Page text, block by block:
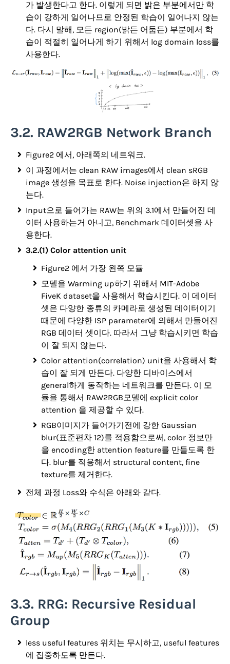
가 발생한다고 한다. 이렇게 되면 밝은 부분에서만 학
습이 강하게 일어나므로 안정된 학습이 일어나지 않는
다. 다시 말해, 모든 region(밝든 어둡든) 부분에서 학
습이 적절히 일어나게 하기 위해서 log domain loss를
사용한다.
3.2. RAW2RGB Network Branch
Figure2 에서, 아래쪽의 네트워크.
이 과정에서는 clean RAW images에서 clean sRGB
image 생성을 목표로 한다. Noise injection은 하지 않
는다.
Input으로 들어가는 RAW는 위의 3.1에서 만들어진 데
이터 사용하는거 아니고, Benchmark 데이터셋을 사
용한다.
3.2.(1) Color attention unit
Figure2 에서 가장 왼쪽 모듈
모델을 Warming up하기 위해서 MIT-Adobe
FiveK dataset을 사용해서 학습시킨다. 이 데이터
셋은 다양한 종류의 카메라로 생성된 데이터이기
때문에 다양한 ISP parameter에 의해서 만들어진
RGB 데이터 셋이다. 따라서 그냥 학습시키면 학습
이 잘 되지 않는다.
Color attention(correlation) unit을 사용해서 학
습이 잘 되게 만든다. 다양한 디바이스에서
general하게 동작하는 네트워크를 만든다. 이 모
듈을 통해서 RAW2RGB모델에 explicit color
attention 을 제공할 수 있다.
RGB이미지가 들어가기전에 강한 Gaussian
blur(표준편차 12)를 적용함으로써, color 정보만
을 encoding한 attention feature를 만들도록 한
다. blur를 적용해서 structural content, fine
texture를 제거한다.
전체 과정 Loss와 수식은 아래와 같다.
3.3. RRG: Recursive Residual
Group
less useful features 위치는 무시하고, useful features
에 집중하도록 만든다.